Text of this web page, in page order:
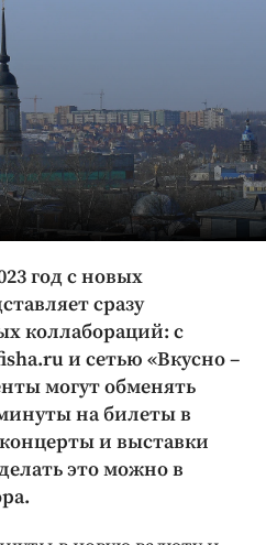
год с новых
сразу
коллабораций: с
и сетью «Вкусно –
могут обменять
на билеты в
и выставки
это можно в